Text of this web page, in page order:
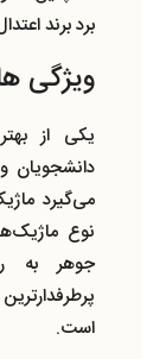
برد برند
ویژگی
یکی از
دانشجویان
می‌گیرد
نوع
جوهر به
است.